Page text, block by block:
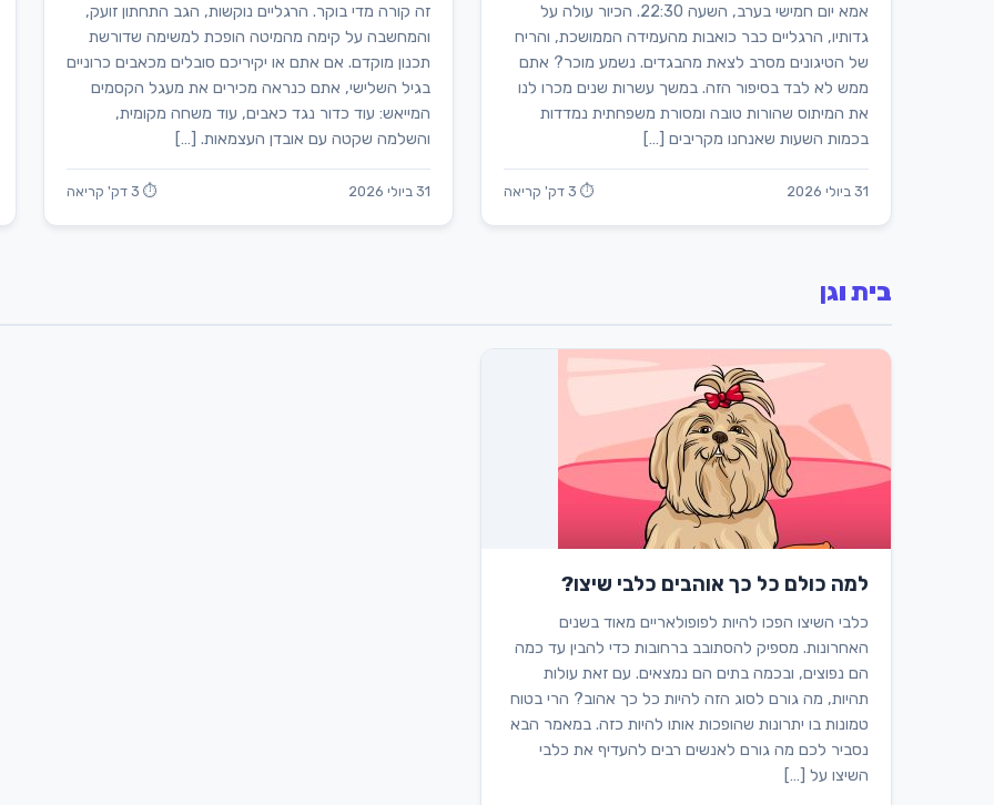
אמא יום חמישי בערב, השעה 22:30. הכיור עולה על
גדותיו, הרגליים כבר כואבות מהעמידה הממושכת, והריח
של הטיגונים מסרב לצאת מהבגדים. נשמע מוכר? אתם
ממש לא לבד בסיפור הזה. במשך עשרות שנים מכרו לנו
את המיתוס שהורות טובה ומסורת משפחתית נמדדות
בכמות השעות שאנחנו מקריבים […]
31 ביולי 2026 ⏱ 3 דק' קריאה
זה קורה מדי בוקר. הרגליים נוקשות, הגב התחתון זועק,
והמחשבה על קימה מהמיטה הופכת למשימה שדורשת
תכנון מוקדם. אם אתם או יקיריכם סובלים מכאבים כרוניים
בגיל השלישי, אתם כנראה מכירים את מעגל הקסמים
המייאש: עוד כדור נגד כאבים, עוד משחה מקומית,
והשלמה שקטה עם אובדן העצמאות. […]
31 ביולי 2026 ⏱ 3 דק' קריאה
בית וגן
למה כולם כל כך אוהבים כלבי שיצו?
כלבי השיצו הפכו להיות לפופולאריים מאוד בשנים
האחרונות. מספיק להסתובב ברחובות כדי להבין עד כמה
הם נפוצים, ובכמה בתים הם נמצאים. עם זאת עולות
תהיות, מה גורם לסוג הזה להיות כל כך אהוב? הרי בטוח
טמונות בו יתרונות שהופכות אותו להיות כזה. במאמר הבא
נסביר לכם מה גורם לאנשים רבים להעדיף את כלבי
השיצו על […]